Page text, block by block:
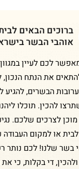
ברוכים הבאים
אוהבי הבשר
לכם לעיין
את הנתח הנכון,
הבשרים,
להכין. תוכלו
מוכן לצרכים שלכם.
או למקום העבודה
בשר שלנו! לכם נותר
די בקלות, כי